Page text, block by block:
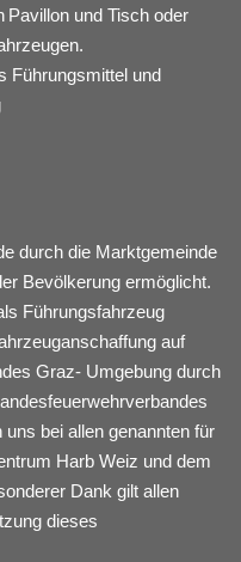
Pavillon und Tisch oder
Führungsmittel und
durch die Marktgemeinde
Bevölkerung ermöglicht.
Führungsfahrzeug
auf
Graz- Umgebung durch
bei allen genannten für
Harb Weiz und dem
Dank gilt allen
dieses